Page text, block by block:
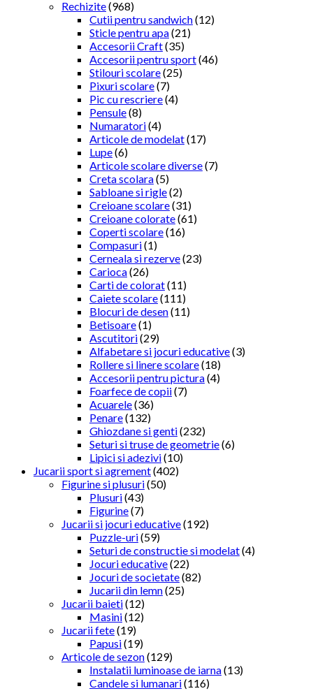
Rechizite(968)
Cutii pentru sandwich(12)
Sticle pentru apa(21)
Accesorii Craft(35)
Accesorii pentru sport(46)
Stilouri scolare(25)
Pixuri scolare(7)
Pic cu rescriere(4)
Pensule(8)
Numaratori(4)
Articole de modelat(17)
Lupe(6)
Articole scolare diverse(7)
Creta scolara(5)
Sabloane si rigle(2)
Creioane scolare(31)
Creioane colorate(61)
Coperti scolare(16)
Compasuri(1)
Cerneala si rezerve(23)
Carioca(26)
Carti de colorat(11)
Caiete scolare(111)
Blocuri de desen(11)
Betisoare(1)
Ascutitori(29)
Alfabetare si jocuri educative(3)
Rollere si linere scolare(18)
Accesorii pentru pictura(4)
Foarfece de copii(7)
Acuarele(36)
Penare(132)
Ghiozdane si genti(232)
Seturi si truse de geometrie(6)
Lipici si adezivi(10)
Jucarii sport si agrement(402)
Figurine si plusuri(50)
Plusuri(43)
Figurine(7)
Jucarii si jocuri educative(192)
Puzzle-uri(59)
Seturi de constructie si modelat(4)
Jocuri educative(22)
Jocuri de societate(82)
Jucarii din lemn(25)
Jucarii baieti(12)
Masini(12)
Jucarii fete(19)
Papusi(19)
Articole de sezon(129)
Instalatii luminoase de iarna(13)
Candele si lumanari(116)